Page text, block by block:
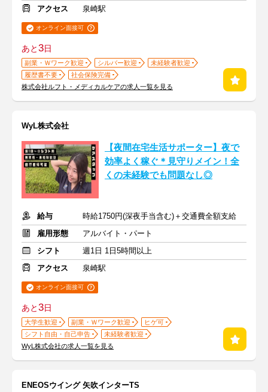
アクセス
泉崎駅
オンライン面接可
あと3日
副業・Ｗワーク歓迎 シルバー歓迎
未経験者歓迎
履歴書不要
社会保険完備
株式会社ルフト・メディカルケアの求人一覧を見る
WyL株式会社
【夜間在宅生活サポーター】夜で
効率よく稼ぐ＊見守りメイン！全
くの未経験でも問題なし◎
給与
時給1750円(深夜手当含む)＋交通費全額支給
雇用形態
アルバイト・パート
シフト
週1日 1日5時間以上
アクセス
泉崎駅
オンライン面接可
あと3日
大学生歓迎 副業・Ｗワーク歓迎
ヒゲ可
シフト自由・自己申告
未経験者歓迎
WyL株式会社の求人一覧を見る
ENEOSウイング 矢吹インターTS